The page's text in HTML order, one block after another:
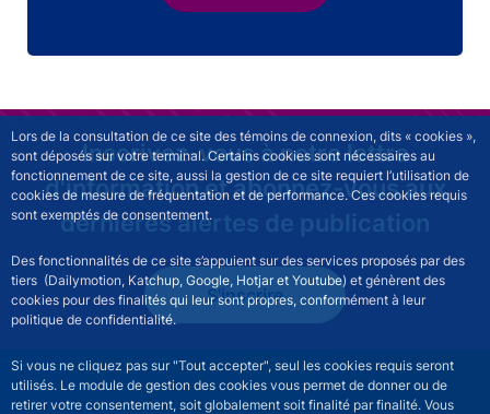
Lors de la consultation de ce site des témoins de connexion, dits « cookies »,
sont déposés sur votre terminal. Certains cookies sont nécessaires au
fonctionnement de ce site, aussi la gestion de ce site requiert l’utilisation de
cookies de mesure de fréquentation et de performance. Ces cookies requis
sont exemptés de consentement.
Des fonctionnalités de ce site s’appuient sur des services proposés par des
tiers (Dailymotion, Katchup, Google, Hotjar et Youtube) et génèrent des
cookies pour des finalités qui leur sont propres, conformément à leur
politique de confidentialité.
Si vous ne cliquez pas sur "Tout accepter", seul les cookies requis seront
utilisés. Le module de gestion des cookies vous permet de donner ou de
retirer votre consentement, soit globalement soit finalité par finalité. Vous
Inscrivez-vous à notre lettre
d'information et abonnez-vous aux
dernières alertes de publication
S'inscrire